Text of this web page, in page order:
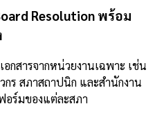
Resolution พร้อม
กสารจากหน่วยงานเฉพาะ เช่น
ร สภาสถาปนิก และสำนักงาน
อร์มของแต่ละสภา